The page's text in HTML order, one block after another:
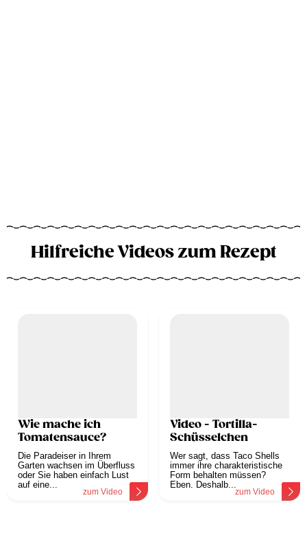
Hilfreiche Videos zum Rezept
Wie mache ich
Tomatensauce?
Die Paradeiser in Ihrem
Garten wachsen im Überfluss
oder Sie haben einfach Lust
auf eine...
zum Video
Video - Tortilla-
Schüsselchen
Wer sagt, dass Taco Shells
immer ihre charakteristische
Form behalten müssen?
Eben. Deshalb...
zum Video